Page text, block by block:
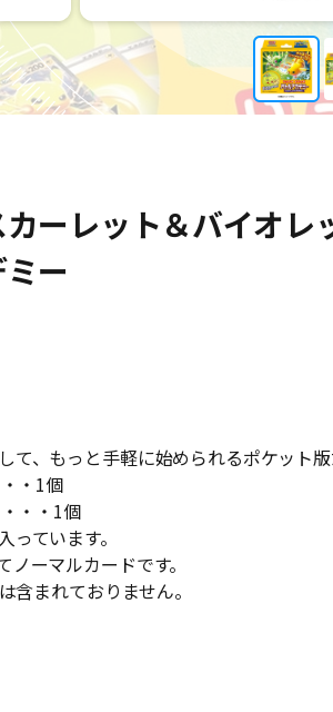
ーレット＆バイオレ
ー
て、もっと手軽に始められるポケット版
・1個
・・1個
ています。
ーマルカードです。
まれておりません。